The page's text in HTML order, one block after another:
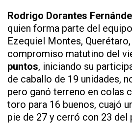
Rodrigo Dorantes
quien forma parte del
Ezequiel Montes,
compromiso matutino del
puntos, iniciando su
de caballo de 19 unidades,
pero ganó terreno en colas
toro para 16 buenos, cuajó
pie de 27 y cerró con 23 del